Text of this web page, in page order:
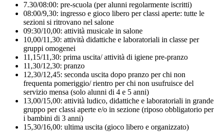
7.30/08:00: pre-scuola (per alunni regolarmente iscritti)
08:00/9,30: ingresso e gioco libero per classi aperte: tutte le
sezioni si ritrovano nel salone
09:30/10,00: attività musicale in salone
10,00/11,30: attività didattiche e laboratoriali in classe per
gruppi omogenei
11,15/11,30: prima uscita/ attività di igiene pre-pranzo
11,30/12,30: pranzo
12,30/12,45: seconda uscita dopo pranzo per chi non
frequenta pomeriggio/ rientro per chi non usufruisce del
servizio mensa (solo alunni di 4 e 5 anni)
13,00/15,00: attività ludico, didattiche e laboratoriali in grande
gruppo per classi aperte e/o in sezione (riposo obbligatorio per
i bambini di 3 anni)
15,30/16,00: ultima uscita (gioco libero e organizzato)